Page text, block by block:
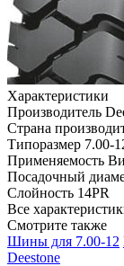
Характеристики
Производитель
Страна
Типоразмер 7.00-
Применяемость
Посадочный
Слойность 14PR
Все
Смотрите также
Шины для 7.00-12
Deestone